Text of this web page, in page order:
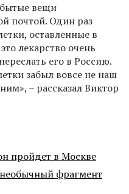
вещи
почтой. Один раз
оставленные в
лекарство очень
его в Россию.
забыл вовсе не наш
– рассказал Виктор
пройдет в Москве
фрагмент